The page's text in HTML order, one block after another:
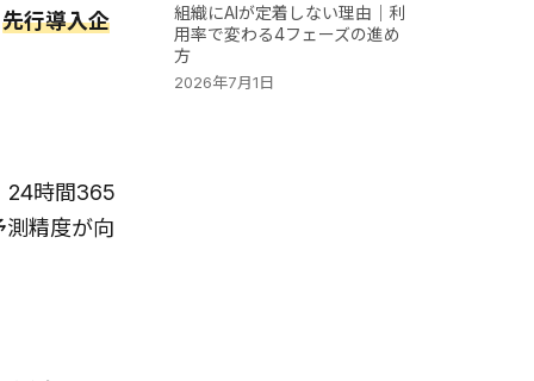
先行導入企
24時間365
精度が向
組織にAIが定着しない理由｜利
用率で変わる4フェーズの進め
方
2026年7月1日